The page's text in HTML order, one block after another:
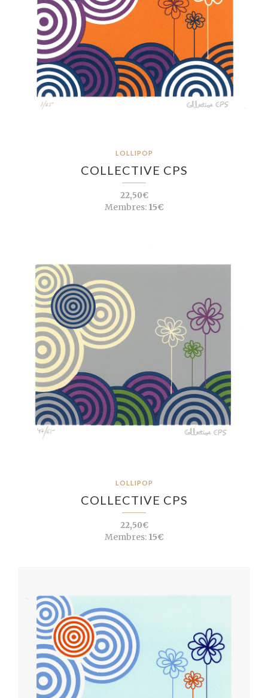
LOLLIPOP
COLLECTIVE CPS
22,50€
Membres:15€
LOLLIPOP
COLLECTIVE CPS
22,50€
Membres:15€